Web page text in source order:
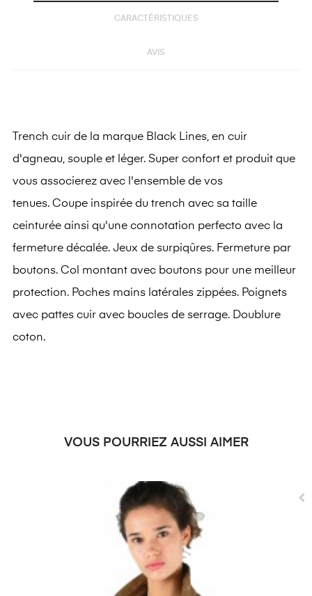
CARACTÉRISTIQUES
AVIS
Trench cuir de la marque Black Lines, en cuir
d'agneau, souple et léger. Super confort et produit que
vous associerez avec l'ensemble de vos
tenues. Coupe inspirée du trench avec sa taille
ceinturée ainsi qu'une connotation perfecto avec la
fermeture décalée. Jeux de surpiqûres. Fermeture par
boutons. Col montant avec boutons pour une meilleur
protection. Poches mains latérales zippées. Poignets
avec pattes cuir avec boucles de serrage. Doublure
coton.
VOUS POURRIEZ AUSSI AIMER